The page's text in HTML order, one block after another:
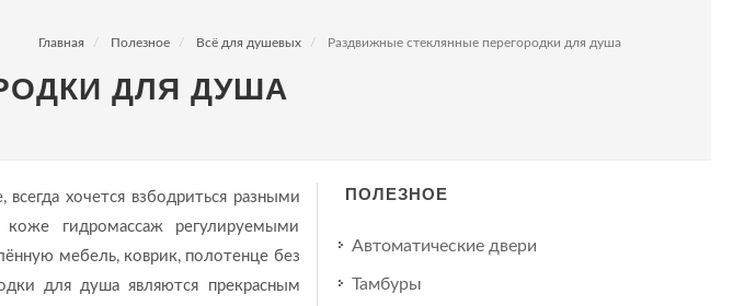
Главная Полезное Всё для душевых Раздвижные стеклянные перегородки для душа
ДЛЯ ДУША
хочется взбодриться разными
гидромассаж регулируемыми
мебель, коврик, полотенце без
для душа являются прекрасным
ПОЛЕЗНОЕ
Автоматические двери
Тамбуры